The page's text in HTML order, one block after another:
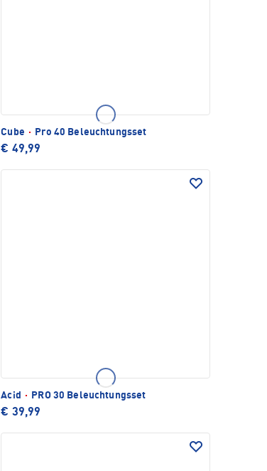
Cube · Pro 40 Beleuchtungsset
€ 49,99
Acid · PRO 30 Beleuchtungsset
€ 39,99